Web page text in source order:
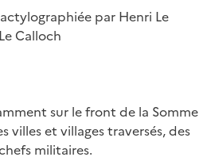
par Henri Le
Calloch
sur le front de la Somme
et villages traversés, des
militaires.